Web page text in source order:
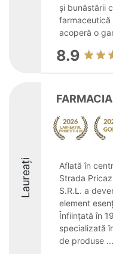
și bunăstării
farmaceutică
acoperă o
8.9
Laureați
Aflată în
Strada
S.R.L. a
element
Înființată în
specializată
de produse ...